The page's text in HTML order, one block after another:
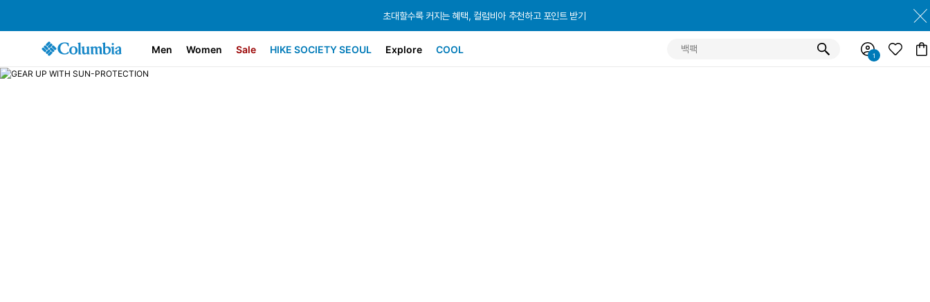
초대할수록 커지는 혜택, 컬럼비아 추천하고 포인트 받기
초대할수록 커지는 혜택, 컬럼비아 추천하고 포인트 받기
초대할수록 커지는 혜택, 컬럼비아 추천하고 포인트 받기
Men Women Sale HIKE SOCIETY SEOUL Explore COOL